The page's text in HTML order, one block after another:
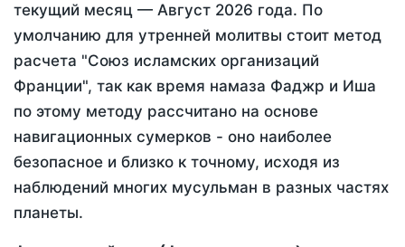
текущий месяц — Август 2026 года. По
умолчанию для утренней молитвы стоит метод
расчета "Союз исламских организаций
Франции", так как время намаза Фаджр и Иша
по этому методу рассчитано на основе
навигационных сумерков - оно наиболее
безопасное и близко к точному, исходя из
наблюдений многих мусульман в разных частях
планеты.